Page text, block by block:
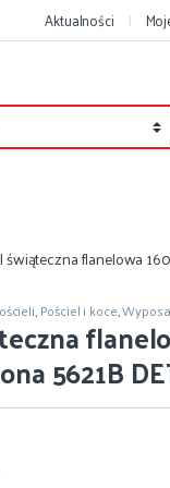
Aktualności
świąteczna flanelowa
,Pościel i koce,
5621B